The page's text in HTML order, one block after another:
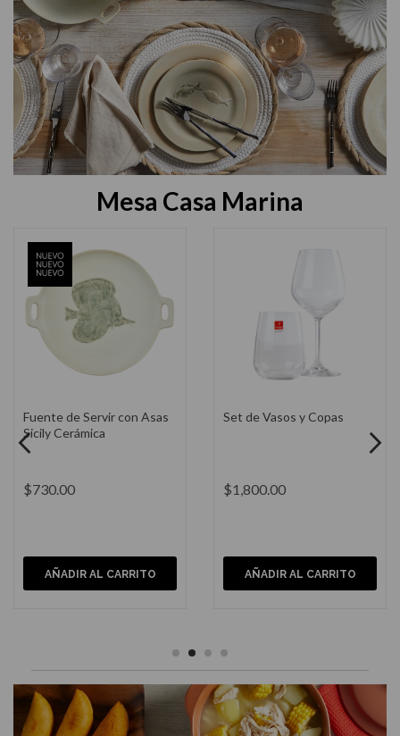
Mesa Casa Marina
Plato Llano Sicily Cerámica
$680.00
AÑADIR AL CARRITO
Plato Postre Sicily
$515.00
AÑADIR AL CARRITO